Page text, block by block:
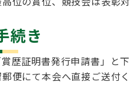
異形成症(ED)について
続き
歴証明書発行申請書」と下
便にて本会へ直接ご送付く